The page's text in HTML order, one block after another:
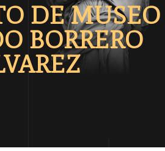
DE MUSEO
BORRERO